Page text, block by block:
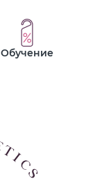
Обучение